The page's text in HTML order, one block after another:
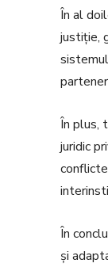
În al
justiție,
În plus,
juridic
În
și